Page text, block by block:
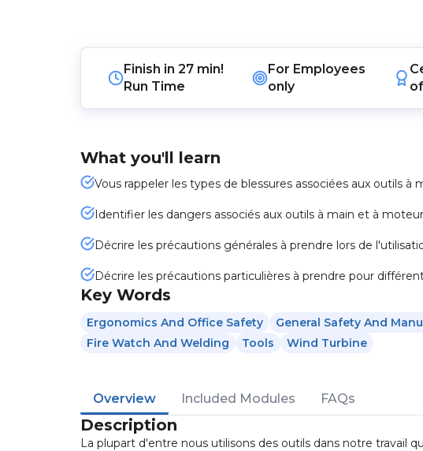
Finish in 27 min!
Run Time
For Employees
only
What you'll learn
Vous rappeler les types de blessures associées aux outils à
Identifier les dangers associés aux outils à main et à moteur
Décrire les précautions générales à prendre lors de
Décrire les précautions particulières à prendre pour
Key Words
Ergonomics And Office Safety General Safety And
Fire Watch And Welding
Tools Wind Turbine
Overview Included Modules FAQs
Description
La plupart d'entre nous utilisons des outils dans notre travail